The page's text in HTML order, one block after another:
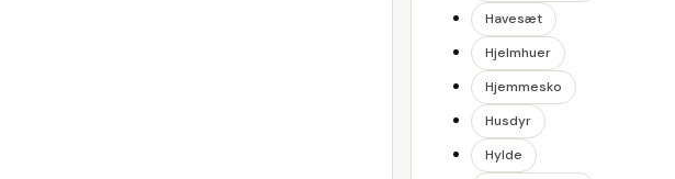
Havesæt
Hjelmhuer
Hjemmesko
Husdyr
Hylde